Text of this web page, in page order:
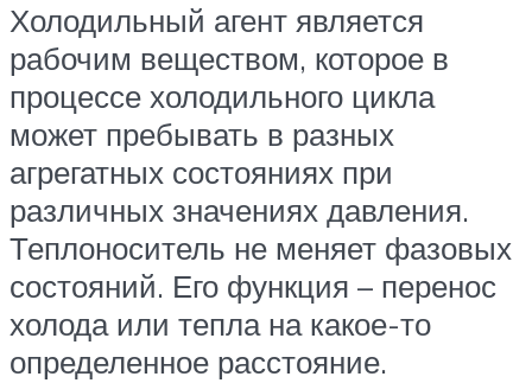
Холодильный агент является
рабочим веществом, которое в
процессе холодильного цикла
может пребывать в разных
агрегатных состояниях при
различных значениях давления.
Теплоноситель не меняет фазовых
состояний. Его функция – перенос
холода или тепла на какое-то
определенное расстояние.